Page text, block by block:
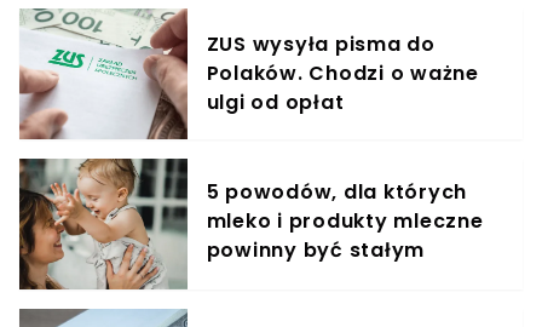
ZUS wysyła pisma do
Polaków. Chodzi o ważne
ulgi od opłat
5 powodów, dla których
mleko i produkty mleczne
powinny być stałym